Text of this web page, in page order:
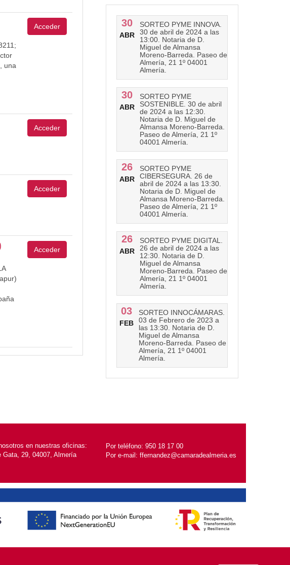
una
Acceder
Acceder
Acceder
Acceder
30
ABR
SORTEO PYME INNOVA.
30 de abril de 2024 a las
13:00. Notaria de D.
Miguel de Almansa
Moreno-Barreda. Paseo de
Almería, 21 1º 04001
Almería.
30
ABR
SORTEO PYME
SOSTENIBLE. 30 de abril
de 2024 a las 12:30.
Notaria de D. Miguel de
Almansa Moreno-Barreda.
Paseo de Almería, 21 1º
04001 Almería.
26
ABR
SORTEO PYME
CIBERSEGURA. 26 de
abril de 2024 a las 13:30.
Notaria de D. Miguel de
Almansa Moreno-Barreda.
Paseo de Almería, 21 1º
04001 Almería.
26
ABR
SORTEO PYME DIGITAL.
26 de abril de 2024 a las
12:30. Notaria de D.
Miguel de Almansa
Moreno-Barreda. Paseo de
Almería, 21 1º 04001
Almería.
03
FEB
SORTEO INNOCÁMARAS.
03 de Febrero de 2023 a
las 13:30. Notaria de D.
Miguel de Almansa
Moreno-Barreda. Paseo de
Almería, 21 1º 04001
Almería.
en nuestras oficinas:
Gata, 29, 04007, Almería
Por teléfono: 950 18 17 00
Por e-mail: ffernandez@camaradealmeria.es